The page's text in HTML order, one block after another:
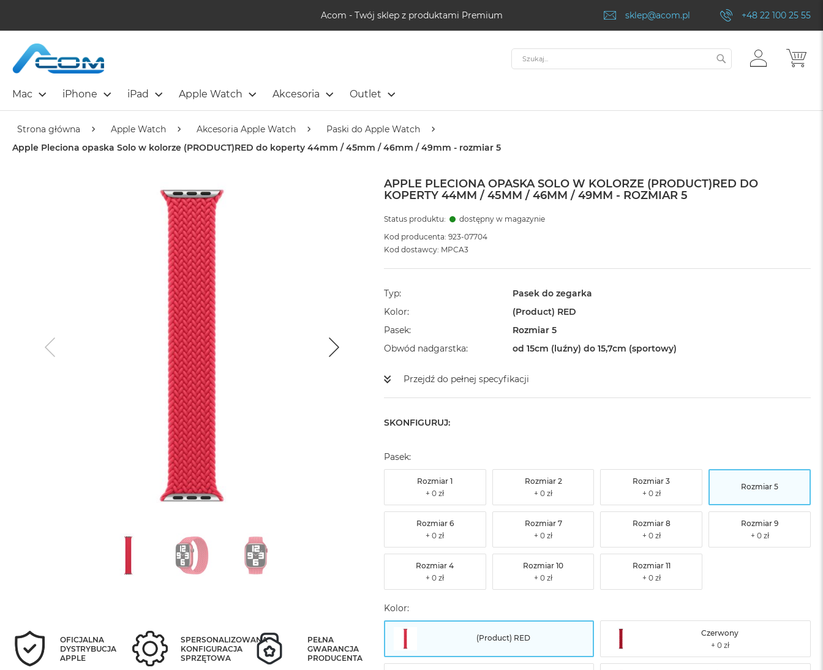
Acom - Twój sklep z produktami Premium sklep@acom.pl +48 22 100 25 55
Mac iPhone iPad Apple Watch Akcesoria Outlet
ZALOGUJ
SIĘ
Szukaj SZUKAJ
Strona główna Apple Watch Akcesoria Apple Watch
Paski do Apple Watch
Apple Pleciona opaska Solo w kolorze (PRODUCT)RED do koperty 44mm / 45mm / 46mm / 49mm - rozmiar 5
APPLE PLECIONA OPASKA SOLO W KOLORZE (PRODUCT)RED DO
KOPERTY 44MM / 45MM / 46MM / 49MM - ROZMIAR 5
Status produktu:
dostępny w magazynie
Kod producenta: 923-07704
Kod dostawcy: MPCA3
Typ
Pasek do zegarka
Kolor
(Product) RED
Pasek
Rozmiar 5
Obwód nadgarstka
od 15cm (luźny) do 15,7cm (sportowy)
Przejdź do pełnej specyfikacji
SKONFIGURUJ:
Pasek:
Rozmiar 1 Rozmiar 2 Rozmiar 3
Rozmiar 5
Rozmiar 6 Rozmiar 7 Rozmiar 8 Rozmiar 9
Rozmiar 4 Rozmiar 10 Rozmiar 11
Kolor:
(Product) RED
Czerwony
OFICJALNA
DYSTRYBUCJA
APPLE
SPERSONALIZOWANA
KONFIGURACJA
SPRZĘTOWA
PEŁNA
GWARANCJA
PRODUCENTA